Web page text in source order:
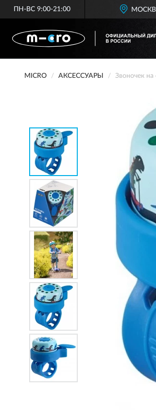
ПН-ВС 9:00-21:00
MICRO АКСЕССУАРЫ Звоночек на